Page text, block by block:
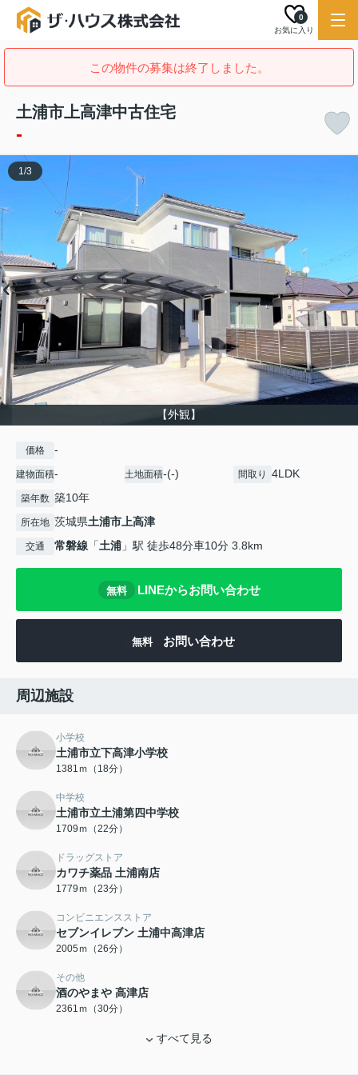
お気に入り
0
この物件の募集は終了しました。
土浦市上高津中古住宅
-
【外観】
1/3
価格 -
建物面積- 土地面積-(-) 間取り 4LDK
築年数 築10年
所在地 茨城県土浦市上高津
交通 常磐線 「土浦 」駅 徒歩48分車10分 3.8km
無料 LINEからお問い合わせ
無料 お問い合わせ
周辺施設
小学校
土浦市立下高津小学校
1381ｍ（18分）
中学校
土浦市立土浦第四中学校
1709ｍ（22分）
ドラッグストア
カワチ薬品 土浦南店
1779ｍ（23分）
コンビニエンスストア
セブンイレブン 土浦中高津店
2005ｍ（26分）
その他
酒のやまや 高津店
2361ｍ（30分）
すべて見る